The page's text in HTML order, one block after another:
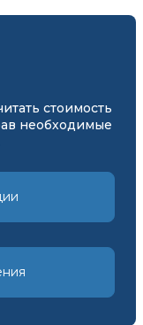
стоимость
необходимые